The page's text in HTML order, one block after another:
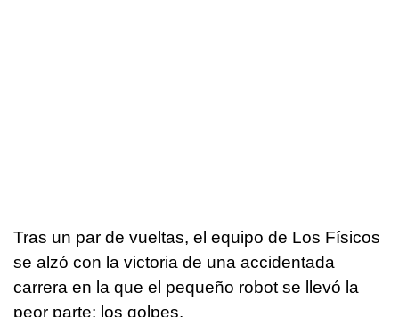
Tras un par de vueltas, el equipo de Los Físicos
se alzó con la victoria de una accidentada
carrera en la que el pequeño robot se llevó la
peor parte: los golpes.